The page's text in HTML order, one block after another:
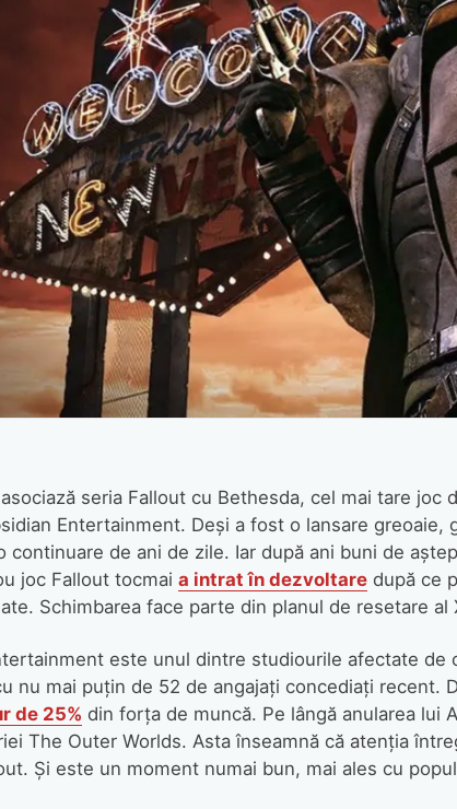
seria Fallout cu Bethesda, cel mai tare joc
Entertainment. Deși a fost o lansare
continuare de ani de zile. Iar după ani buni de
joc Fallout tocmai a intrat în dezvoltaredupă ce
Schimbarea face parte din planul de resetare al
este unul dintre studiourile afectate de
nu mai puțin de 52 de angajați concediați recent.
de 25% din forța de muncă. Pe lângă anularea lui
The Outer Worlds. Asta înseamnă că atenția
Și este un moment numai bun, mai ales cu